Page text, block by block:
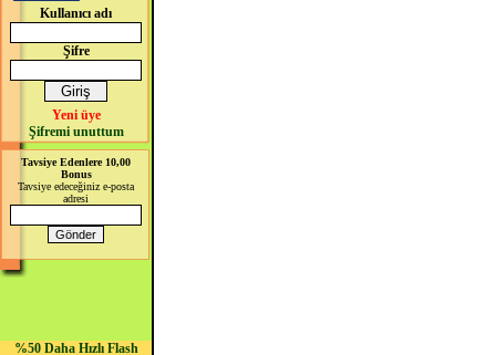
Kullanıcı adı
Şifre
Yeni üye
Şifremi unuttum
Tavsiye Edenlere 10,00
Bonus
Tavsiye edeceğiniz e-posta
adresi
%50 Daha Hızlı Flash